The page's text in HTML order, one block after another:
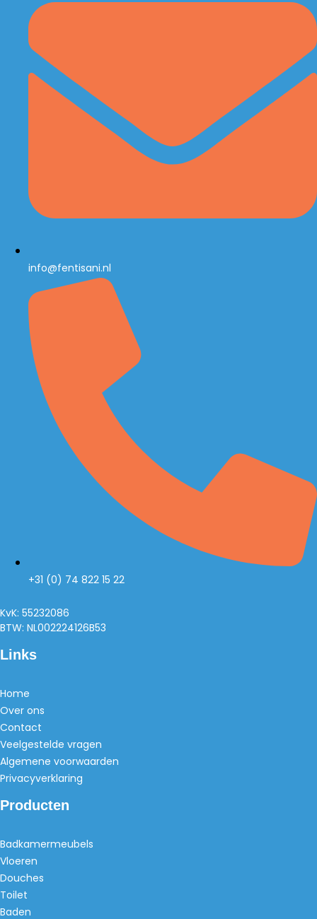
info@fentisani.nl
+31 (0) 74 822 15 22
KvK: 55232086
BTW: NL002224126B53
Links
Home
Over ons
Contact
Veelgestelde vragen
Algemene voorwaarden
Privacyverklaring
Producten
Badkamermeubels
Vloeren
Douches
Toilet
Baden